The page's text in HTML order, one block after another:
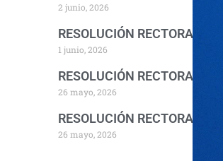
2 junio, 2026
RESOLUCIÓN RECTORAL
1 junio, 2026
RESOLUCIÓN RECTORAL
26 mayo, 2026
RESOLUCIÓN RECTORAL
26 mayo, 2026